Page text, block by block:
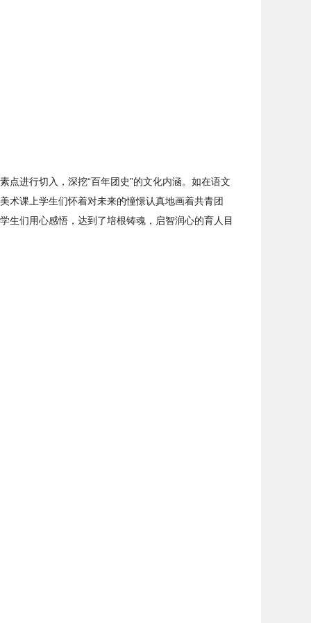
进行切入，深挖“百年团史”的文化内涵。如在语文
术课上学生们怀着对未来的憧憬认真地画着共青团
生们用心感悟，达到了培根铸魂，启智润心的育人目